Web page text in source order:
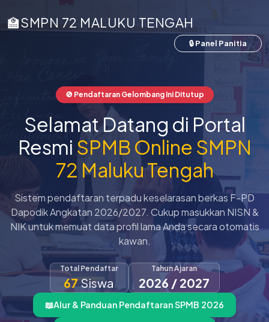
🏫SMPN 72 MALUKU TENGAH
🔒 Panel Panitia
🚫 Pendaftaran Gelombang Ini Ditutup
Selamat Datang di Portal
Resmi SPMB Online SMPN
72 Maluku Tengah
Sistem pendaftaran terpadu keselarasan berkas F-PD
Dapodik Angkatan 2026/2027. Cukup masukkan NISN &
NIK untuk memuat data profil lama Anda secara otomatis
kawan.
Total Pendaftar
67Siswa
Tahun Ajaran
2026 / 2027
📖Alur & Panduan Pendaftaran SPMB 2026